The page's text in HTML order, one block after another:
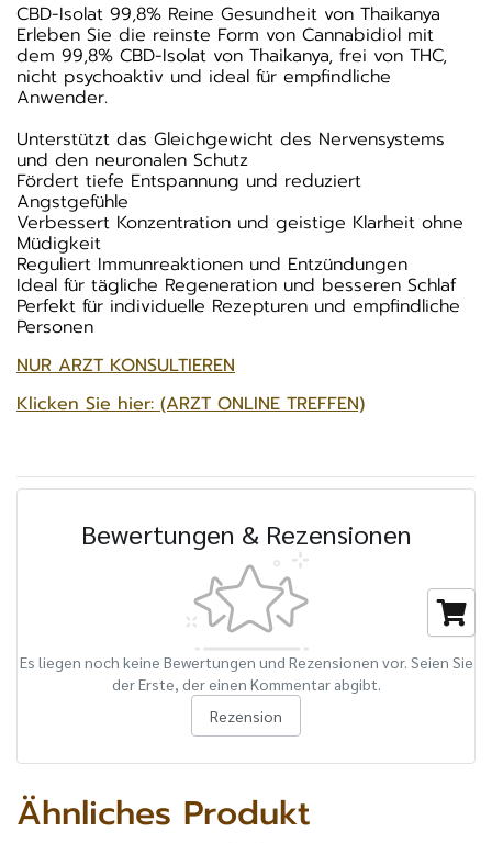
CBD-Isolat 99,8% Reine Gesundheit von Thaikanya
Erleben Sie die reinste Form von Cannabidiol mit
dem 99,8% CBD-Isolat von Thaikanya, frei von THC,
nicht psychoaktiv und ideal für empfindliche
Anwender.
Unterstützt das Gleichgewicht des Nervensystems
und den neuronalen Schutz
Fördert tiefe Entspannung und reduziert
Angstgefühle
Verbessert Konzentration und geistige Klarheit ohne
Müdigkeit
Reguliert Immunreaktionen und Entzündungen
Ideal für tägliche Regeneration und besseren Schlaf
Perfekt für individuelle Rezepturen und empfindliche
Personen
NUR ARZT KONSULTIEREN
Klicken Sie hier: (ARZT ONLINE TREFFEN)
Bewertungen & Rezensionen
Es liegen noch keine Bewertungen und Rezensionen vor. Seien Sie
der Erste, der einen Kommentar abgibt.
Rezension
Ähnliches Produkt